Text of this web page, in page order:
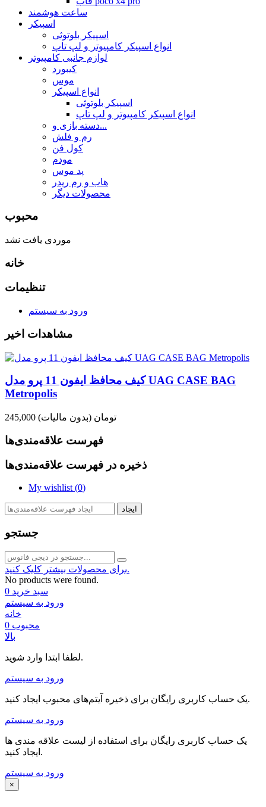
ساعت هوشمند
اسپیکر
اسپیکر بلوتوثی
انواع اسپیکر کامپیوتر و لپ تاپ
لوازم جانبی کامپیوتر
کیبورد
موس
انواع اسپیکر
اسپیکر بلوتوثی
انواع اسپیکر کامپیوتر و لپ تاپ
دسته بازی و...
رم و فلش
کول فن
مودم
پد موس
هاب و رم ریدر
محصولات دیگر
محبوب
موردی یافت نشد
خانه
تنظیمات
ورود به سیستم
مشاهدات اخیر
کیف محافظ ایفون 11 پرو مدل UAG CASE BAG
Metropolis
245,000 تومان (بدون مالیات)
فهرست علاقه‌مندی‌ها
ذخیره در فهرست علاقه‌مندی‌ها
My wishlist (0)
ایجاد
جستجو
برای محصولات بیشتر کلیک کنید.
No products were found.
سبد خرید 0
ورود به سیستم
خانه
محبوب 0
بالا
لطفا ابتدا وارد شوید.
ورود به سیستم
یک حساب کاربری رایگان برای ذخیره آیتم‌های محبوب ایجاد کنید.
ورود به سیستم
یک حساب کاربری رایگان برای استفاده از لیست علاقه مندی ها
ایجاد کنید.
ورود به سیستم
×